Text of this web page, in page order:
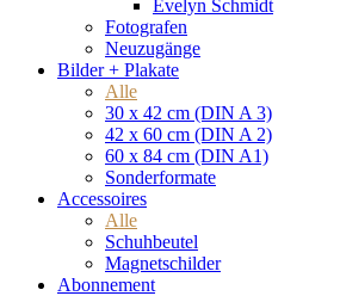
Evelyn Schmidt
Fotografen
Neuzugänge
Bilder + Plakate
Alle
30 x 42 cm (DIN A 3)
42 x 60 cm (DIN A 2)
60 x 84 cm (DIN A1)
Sonderformate
Accessoires
Alle
Schuhbeutel
Magnetschilder
Abonnement